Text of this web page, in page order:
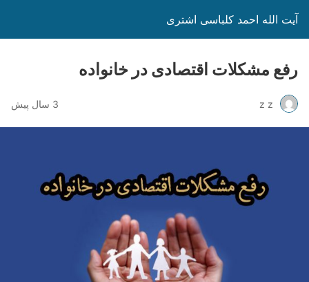
آیت الله احمد کلباسی اشتری
رفع مشکلات اقتصادی در خانواده
z z 3 سال پیش